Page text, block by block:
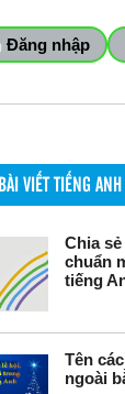
Đăng nhập
BÀI VIẾT TIẾNG ANH
Chia
chuẩn
tiếng
Tên
ngoài